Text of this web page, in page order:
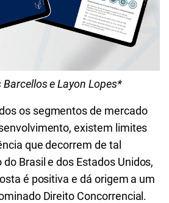
e Layon Lopes*
os segmentos de mercado
existem limites
que decorrem de tal
Brasil e dos Estados Unidos,
é positiva e dá origem a um
Direito Concorrencial.